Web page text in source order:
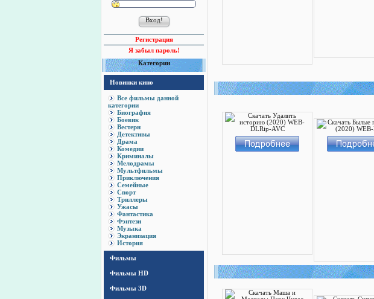
Регистрация
Я забыл пароль!
Категории
Новинки кино
Все фильмы данной
категории
Биография
Боевик
Вестерн
Детективы
Драма
Комедии
Криминалы
Мелодрамы
Мультфильмы
Приключения
Семейные
Спорт
Триллеры
Ужасы
Фантастика
Фэнтези
Музыка
Экранизация
История
Фильмы
Фильмы HD
Фильмы 3D